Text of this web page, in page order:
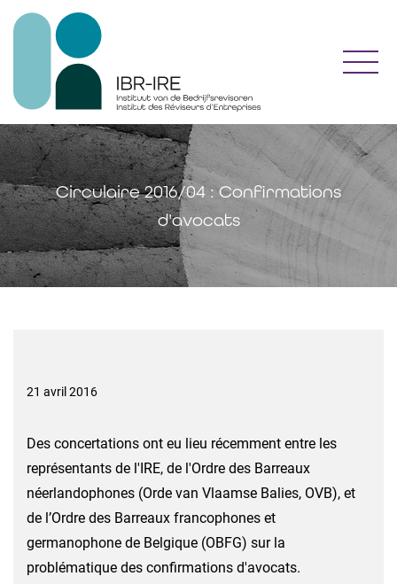
Circulaire 2016/04 : Confirmations
d'avocats
21 avril 2016
Des concertations ont eu lieu récemment entre les
représentants de l'IRE, de l'Ordre des Barreaux
néerlandophones (Orde van Vlaamse Balies, OVB), et
de l’Ordre des Barreaux francophones et
germanophone de Belgique (OBFG) sur la
problématique des confirmations d'avocats.